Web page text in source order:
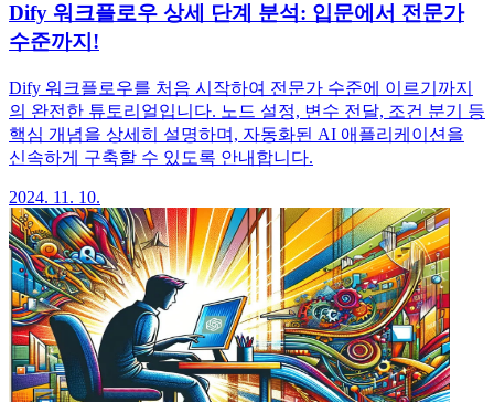
Dify 워크플로우 상세 단계 분석: 입문에서 전문가
수준까지!
Dify 워크플로우를 처음 시작하여 전문가 수준에 이르기까지
의 완전한 튜토리얼입니다. 노드 설정, 변수 전달, 조건 분기 등
핵심 개념을 상세히 설명하며, 자동화된 AI 애플리케이션을
신속하게 구축할 수 있도록 안내합니다.
2024. 11. 10.